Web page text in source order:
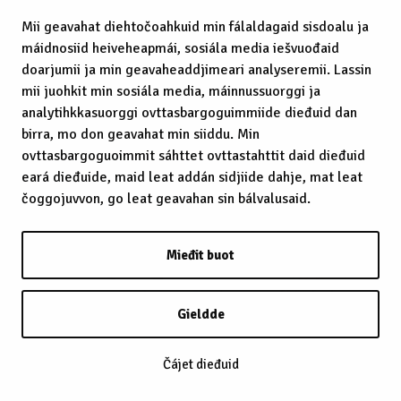
Mii geavahat diehtočoahkuid min fálaldagaid sisdoalu ja
máidnosiid heiveheapmái, sosiála media iešvuođaid
doarjumii ja min geavaheaddjimeari analyseremii. Lassin
mii juohkit min sosiála media, máinnussuorggi ja
analytihkkasuorggi ovttasbargoguimmiide dieđuid dan
birra, mo don geavahat min siiddu. Min
ovttasbargoguoimmit sáhttet ovttastahttit daid dieđuid
eará dieđuide, maid leat addán sidjiide dahje, mat leat
čoggojuvvon, go leat geavahan sin bálvalusaid.
Mieđit buot
Gieldde
Čájet dieđuid